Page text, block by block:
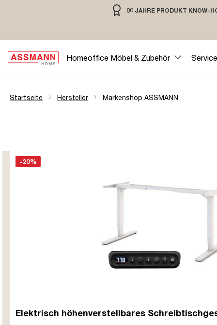
Zur Hauptnavigation springen80 JAHRE PRODUKT KNOW-
80 JAHRE MÖBELBAU MIT
Homeoffice Möbel & Zubehör
Startseite Hersteller Markenshop ASSMANN
-20%
Elektrisch höhenverstellbares